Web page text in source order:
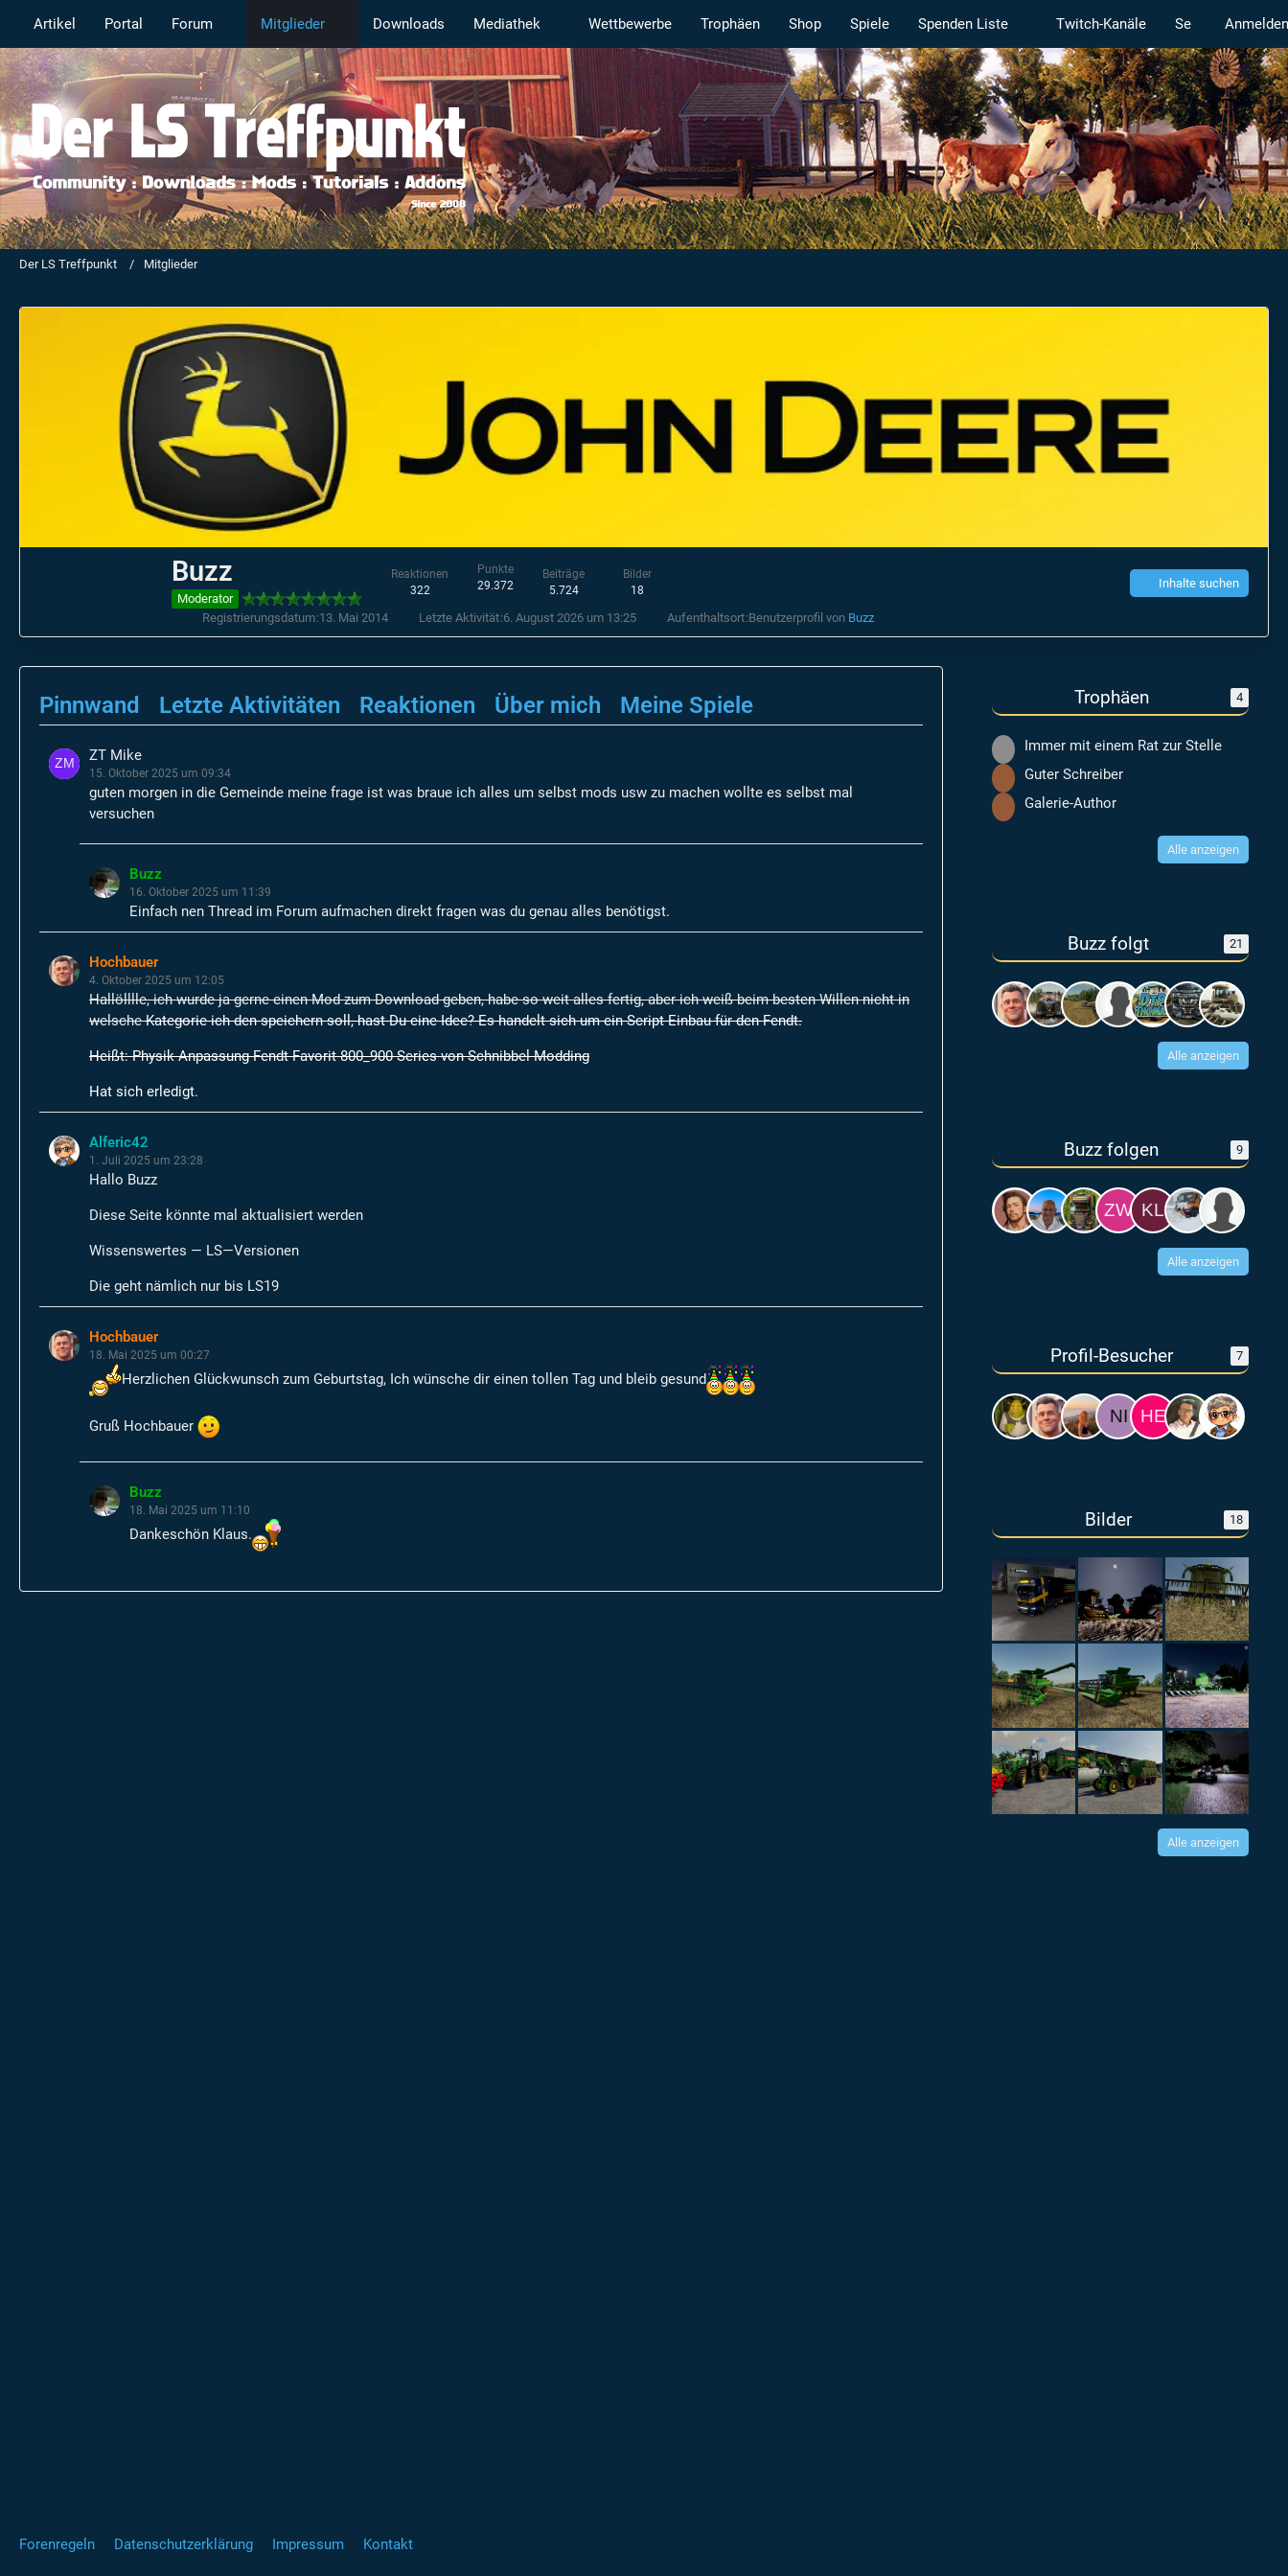
Artikel Portal Forum Mitglieder Downloads Mediathek Wettbewerbe Trophäen Shop Spiele Spenden Liste Twitch-Kanäle ServerstatusAnmelden
Der LS Treffpunkt Mitglieder
Buzz
Moderator
Reaktionen
322
Punkte
29.372
Beiträge
5.724
Bilder
18
Inhalte suchen
Registrierungsdatum 13. Mai 2014 Letzte Aktivität 6. August 2026 um 13:25 Aufenthaltsort Benutzerprofil von Buzz
Pinnwand Letzte Aktivitäten Reaktionen Über mich Meine Spiele
ZT Mike
15. Oktober 2025 um 09:34
guten morgen in die Gemeinde meine frage ist was braue ich alles um selbst mods usw zu machen wollte es selbst mal
versuchen
Buzz
16. Oktober 2025 um 11:39
Einfach nen Thread im Forum aufmachen direkt fragen was du genau alles benötigst.
Hochbauer
4. Oktober 2025 um 12:05
Hallölllle, ich wurde ja gerne einen Mod zum Download geben, habe so weit alles fertig, aber ich weiß beim besten Willen nicht in
welscheKategorie ich den speichern soll, hast Du eine Idee? Es handelt sich um ein Script Einbau für den Fendt.
Heißt: Physik Anpassung Fendt Favorit 800_900 Series von Schnibbel Modding
Hat sich erledigt.
Alferic42
1. Juli 2025 um 23:28
Hallo Buzz
Diese Seite könnte mal aktualisiert werden
Wissenswertes — LS—Versionen
Die geht nämlich nur bis LS19
Hochbauer
18. Mai 2025 um 00:27
Herzlichen Glückwunsch zum Geburtstag, Ich wünsche dir einen tollen Tag und bleib gesund
Gruß Hochbauer
Buzz
18. Mai 2025 um 11:10
Dankeschön Klaus.
Trophäen 4
Immer mit einem Rat zur Stelle
Guter Schreiber
Galerie-Author
Alle anzeigen
Buzz folgt 21
Alle anzeigen
Buzz folgen 9
Alle anzeigen
Profil-Besucher 7
Bilder 18
Alle anzeigen
Forenregeln Datenschutzerklärung Impressum Kontakt